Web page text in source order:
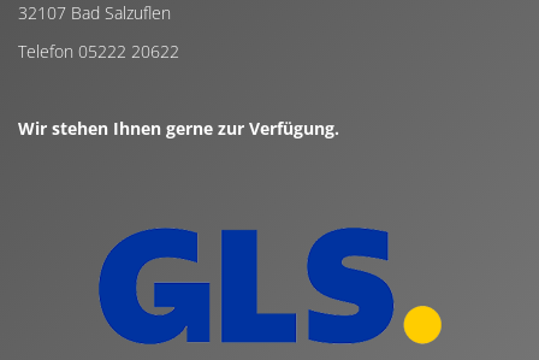
32107 Bad Salzuflen
Telefon 05222 20622
Wir stehen Ihnen gerne zur Verfügung.